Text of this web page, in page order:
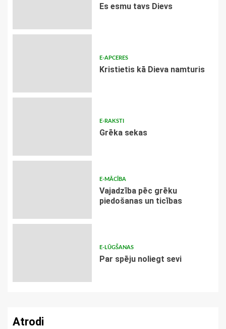
Es esmu tavs Dievs
E-APCERES
Kristietis kā Dieva namturis
E-RAKSTI
Grēka sekas
E-MĀCĪBA
Vajadzība pēc grēku
piedošanas un ticības
E-LŪGŠANAS
Par spēju noliegt sevi
Atrodi